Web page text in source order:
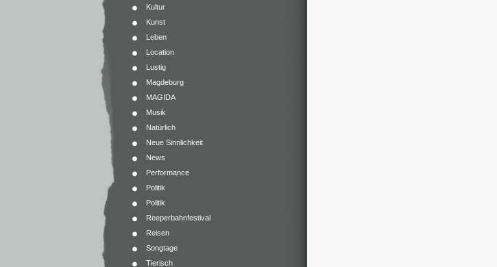
Kultur
Kunst
Leben
Location
Lustig
Magdeburg
MAGIDA
Musik
Natürlich
Neue Sinnlichkeit
News
Performance
Politik
Politik
Reeperbahnfestival
Reisen
Songtage
Tierisch